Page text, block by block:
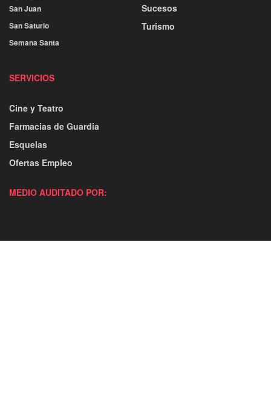
San Juan
San Saturio
Semana Santa
Sucesos
Turismo
SERVICIOS
Cine y Teatro
Farmacias de Guardia
Esquelas
Ofertas Empleo
MEDIO AUDITADO POR: